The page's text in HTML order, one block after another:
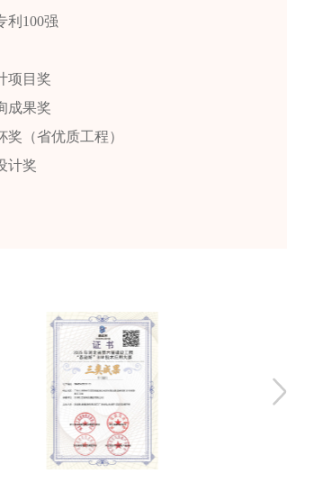
利100强
项目奖
成果奖
（省优质工程）
计奖